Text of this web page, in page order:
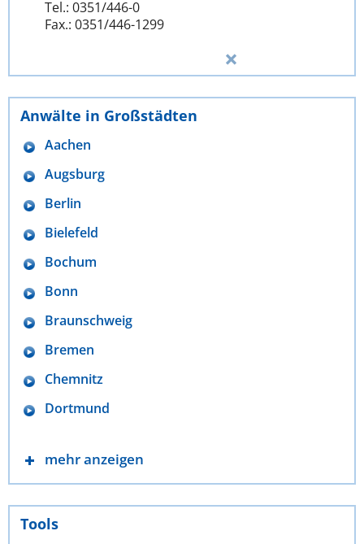
Tel.: 0351/446-0
Fax.: 0351/446-1299
Anwälte in Großstädten
Aachen
Augsburg
Berlin
Bielefeld
Bochum
Bonn
Braunschweig
Bremen
Chemnitz
Dortmund
mehr anzeigen
Tools